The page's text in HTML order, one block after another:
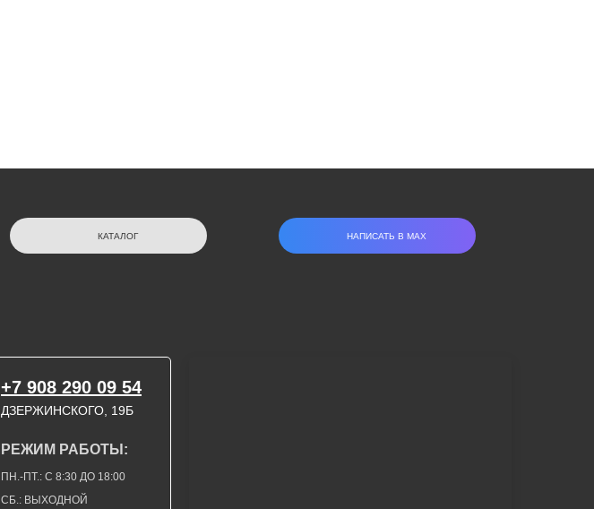
НАПИСАТЬ В МАХ
КАТАЛОГ
ДЗЕРЖИНСКОГО, 19Б
+7 908 290 09 54
СБ.: ВЫХОДНОЙ
ПН.-ПТ.: С 8:30 ДО 18:00
РЕЖИМ РАБОТЫ: